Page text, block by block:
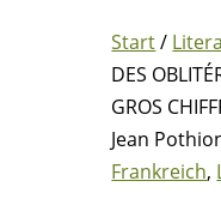
Start/
DES
GROS
Jean
Frankreich,